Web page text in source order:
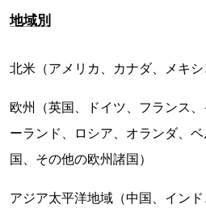
地域別
北米（アメリカ、カナダ、メキシ
欧州（英国、ドイツ、フランス
ーランド、ロシア、オランダ、
国、その他の欧州諸国）
アジア太平洋地域（中国、イン